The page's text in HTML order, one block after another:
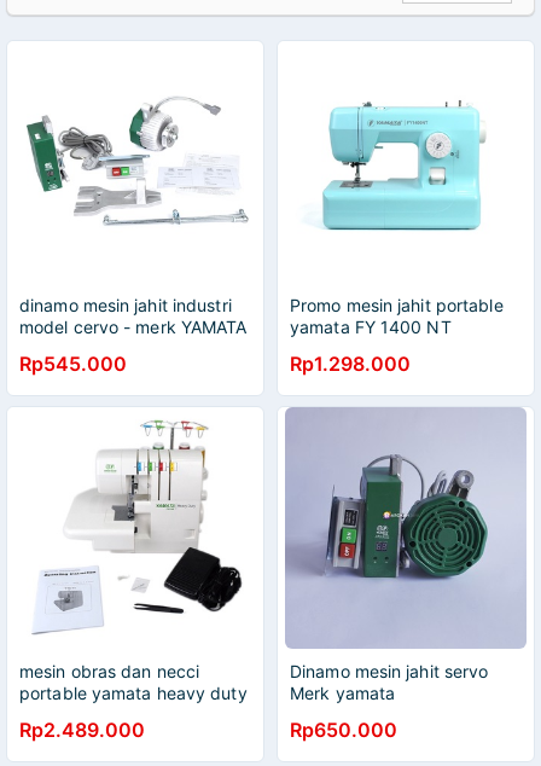
dinamo mesin jahit industri
model cervo - merk YAMATA
Rp545.000
Promo mesin jahit portable
yamata FY 1400 NT
Rp1.298.000
mesin obras dan necci
portable yamata heavy duty
Rp2.489.000
Dinamo mesin jahit servo
Merk yamata
Rp650.000